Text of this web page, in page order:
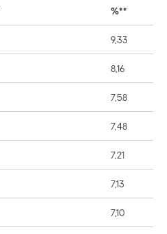
%**
9,33
8,16
7,58
7,48
7,21
7,13
7,10